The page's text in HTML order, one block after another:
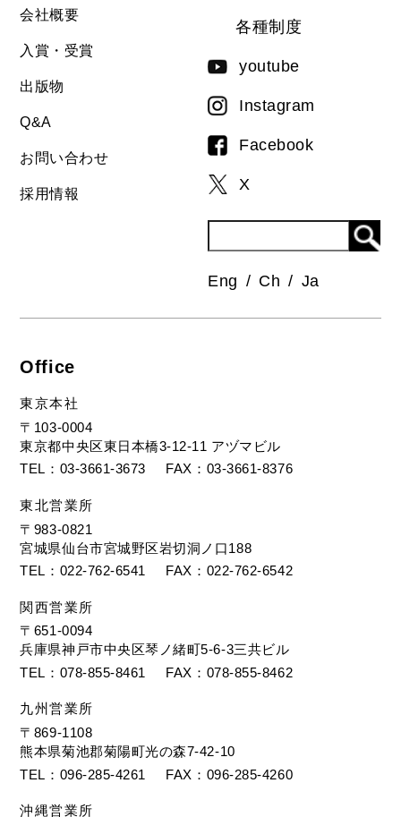
会社概要
入賞・受賞
出版物
Q&A
お問い合わせ
採用情報
各種制度
youtube
Instagram
Facebook
X
Eng Ch Ja
Office
東京本社
〒103-0004
東京都中央区東日本橋3-12-11 アヅマビル
TEL
03-3661-3673 FAX 03-3661-8376
東北営業所
〒983-0821
宮城県仙台市宮城野区岩切洞ノ口188
TEL
022-762-6541 FAX 022-762-6542
関西営業所
〒651-0094
兵庫県神戸市中央区琴ノ緒町5-6-3三共ビル
TEL
078-855-8461 FAX 078-855-8462
九州営業所
〒869-1108
熊本県菊池郡菊陽町光の森7-42-10
TEL
096-285-4261 FAX 096-285-4260
沖縄営業所